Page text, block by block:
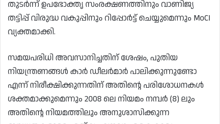
തുടർന്ന് ഉപഭോക്തൃ സംരക്ഷണത്തിനും വാണിജ്യ
തട്ടിപ്പ് വിരുദ്ധ വകുപ്പിനും റിപ്പോർട്ട് ചെയ്യുമെന്നും MoCI
വ്യക്തമാക്കി.
സമയപരിധി അവസാനിച്ചതിന് ശേഷം, പുതിയ
നിയന്ത്രണങ്ങൾ കാർ ഡീലർമാർ പാലിക്കുന്നുണ്ടോ
എന്ന് നിരീക്ഷിക്കുന്നതിന് അതിന്റെ പരിശോധനകൾ
ശക്തമാക്കുമെന്നും 2008 ലെ നിയമം നമ്പർ (8) ലും
അതിന്റെ നിയമത്തിലും അനുശാസിക്കുന്ന